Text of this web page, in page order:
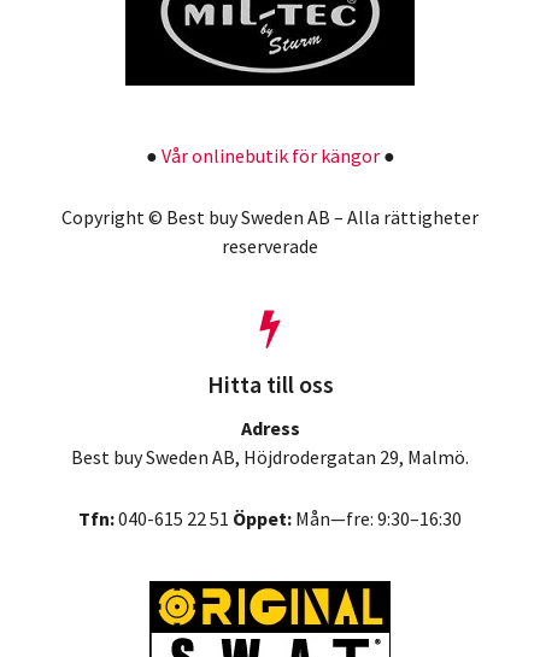
● Vår onlinebutik för kängor●
Copyright © Best buy Sweden AB – Alla rättigheter
reserverade
Hitta till oss
Adress
Best buy Sweden AB, Höjdrodergatan 29, Malmö.
Tfn:040-615 22 51 Öppet: Mån—fre: 9:30–16:30